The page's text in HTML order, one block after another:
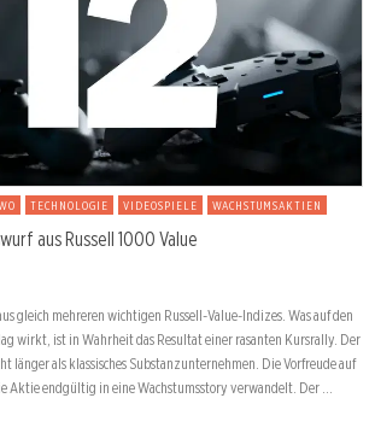
TECHNOLOGIE VIDEOSPIELE WACHSTUMSAKTIEN
aus Russell 1000 Value
gleich mehreren wichtigen Russell-Value-Indizes. Was auf den
wirkt, ist in Wahrheit das Resultat einer rasanten Kursrally. Der
länger als klassisches Substanzunternehmen. Die Vorfreude auf
Aktie endgültig in eine Wachstumsstory verwandelt. Der …